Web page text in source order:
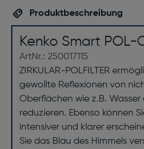
Produktbeschreibung
Kenko Smart POL-
ArtNr.: 250017115
ZIRKULAR-POLFILTER
gewollte Reflexionen von
Oberflächen wie z.B. Wasser
reduzieren. Ebenso können
intensiver und klarer
Sie das Blau des Himmels